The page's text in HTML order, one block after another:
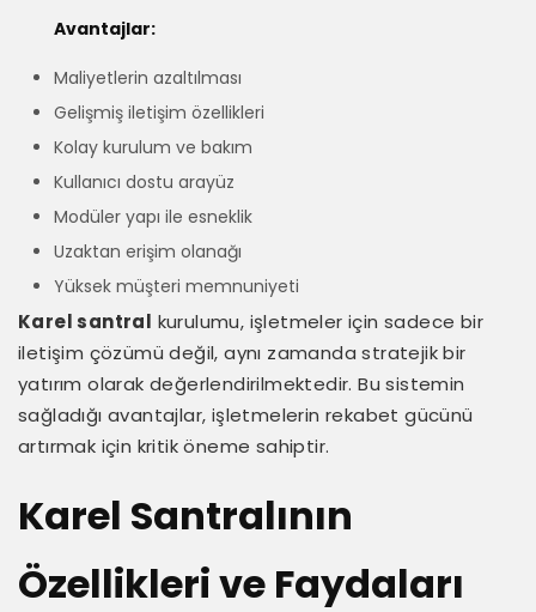
Avantajlar:
Maliyetlerin azaltılması
Gelişmiş iletişim özellikleri
Kolay kurulum ve bakım
Kullanıcı dostu arayüz
Modüler yapı ile esneklik
Uzaktan erişim olanağı
Yüksek müşteri memnuniyeti
Karel santral kurulumu, işletmeler için sadece bir
iletişim çözümü değil, aynı zamanda stratejik bir
yatırım olarak değerlendirilmektedir. Bu sistemin
sağladığı avantajlar, işletmelerin rekabet gücünü
artırmak için kritik öneme sahiptir.
Karel Santralının
Özellikleri ve Faydaları